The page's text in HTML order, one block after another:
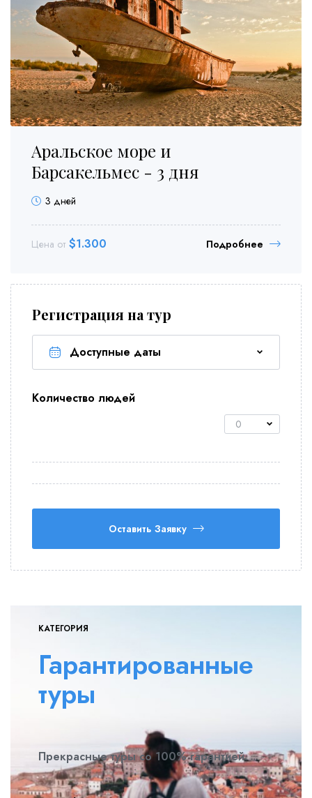
Аральское море и
Барсакельмес - 3 дня
3 дней
Цена от $1.300 Подробнее
Регистрация на тур
Количество людей
0
Оставить Заявку
КАТЕГОРИЯ
Гарантированные
туры
Прекрасные туры со 100% гарантией.